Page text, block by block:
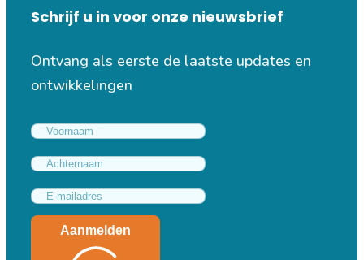
Schrijf u in voor onze nieuwsbrief
Ontvang als eerste de laatste updates en
ontwikkelingen
Aanmelden